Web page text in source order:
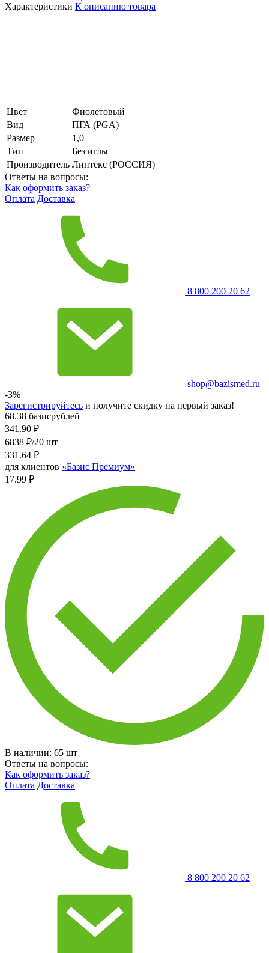
Характеристики К описанию товара
Цвет
Фиолетовый
Вид
ПГА (PGA)
Размер
1,0
Тип
Без иглы
Производитель Линтекс (РОССИЯ)
Ответы на вопросы:
Как оформить заказ?
Оплата Доставка
8 800 200 20 62
shop@bazismed.ru
-3%
Зарегистрируйтесь и получите скидку на первый заказ!
68.38 базисрублей
341.90 ₽
6838 ₽/20 шт
331.64 ₽
для клиентов «Базис Премиум»
17.99 ₽
В наличии: 65 шт
Ответы на вопросы:
Как оформить заказ?
Оплата Доставка
8 800 200 20 62